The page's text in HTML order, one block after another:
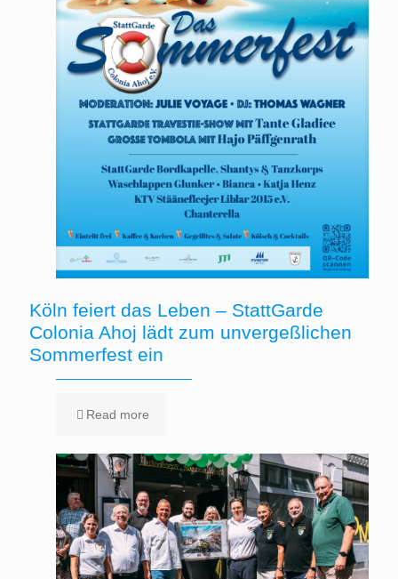
Köln feiert das Leben – StattGarde
Colonia Ahoj lädt zum unvergeßlichen
Sommerfest ein
Read more